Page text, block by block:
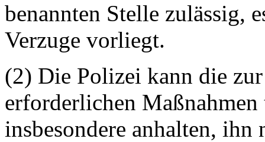
benannten Stelle zulässig,
Verzuge vorliegt.
(2) Die Polizei kann die
erforderlichen
insbesondere anhalten, ihn